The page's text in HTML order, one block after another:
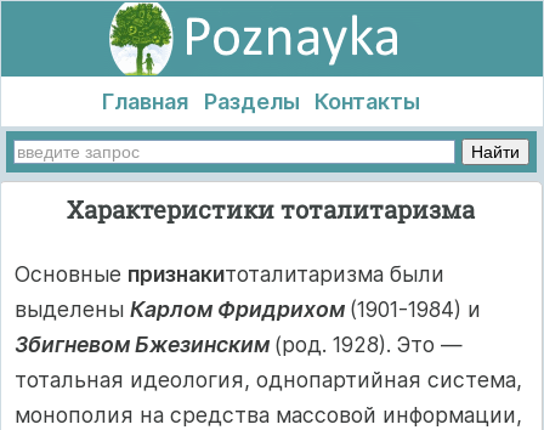
Главная Разделы Контакты
Характеристики тоталитаризма
Основные признакитоталитаризма были
выделены Карлом Фридри­хом (1901-1984) и
Збигневом Бжезинским (род. 1928). Это —
тотальная идеология, однопартийная система,
монополия на средства массовой ин­формации,